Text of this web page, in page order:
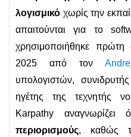
λογισμικό χωρίς την
απαιτούνται για το
χρησιμοποιήθηκε
2025 από τον
υπολογιστών,
ηγέτης της τεχνητής
Karpathy
περιορισμούς, καθώς